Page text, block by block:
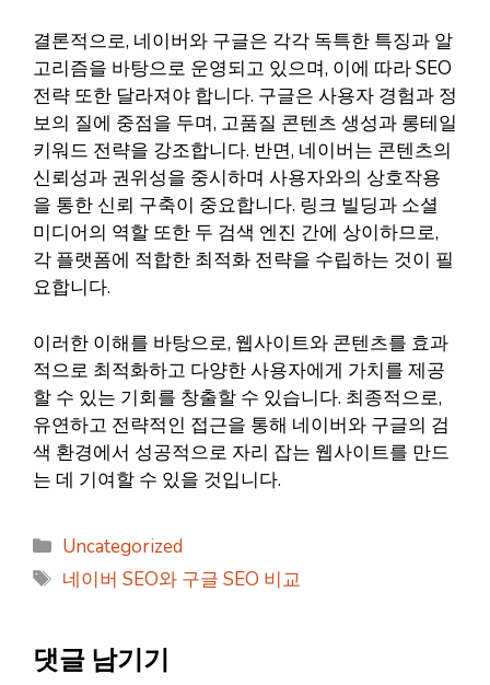
결론적으로, 네이버와 구글은 각각 독특한 특징과 알
고리즘을 바탕으로 운영되고 있으며, 이에 따라 SEO
전략 또한 달라져야 합니다. 구글은 사용자 경험과 정
보의 질에 중점을 두며, 고품질 콘텐츠 생성과 롱테일
키워드 전략을 강조합니다. 반면, 네이버는 콘텐츠의
신뢰성과 권위성을 중시하며 사용자와의 상호작용
을 통한 신뢰 구축이 중요합니다. 링크 빌딩과 소셜
미디어의 역할 또한 두 검색 엔진 간에 상이하므로,
각 플랫폼에 적합한 최적화 전략을 수립하는 것이 필
요합니다.
이러한 이해를 바탕으로, 웹사이트와 콘텐츠를 효과
적으로 최적화하고 다양한 사용자에게 가치를 제공
할 수 있는 기회를 창출할 수 있습니다. 최종적으로,
유연하고 전략적인 접근을 통해 네이버와 구글의 검
색 환경에서 성공적으로 자리 잡는 웹사이트를 만드
는 데 기여할 수 있을 것입니다.
카
테
고
Uncategorized
태
네이버 SEO와 구글 SEO 비교
댓글 남기기